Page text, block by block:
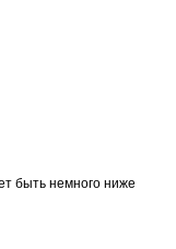
быть немного ниже